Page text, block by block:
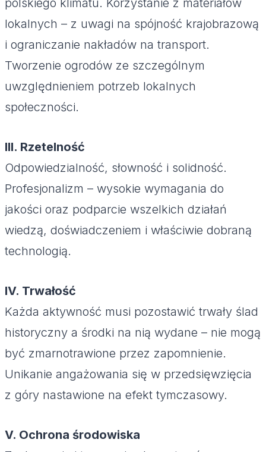
polskiego klimatu. Korzystanie z materiałów
lokalnych – z uwagi na spójność krajobrazową
i ograniczanie nakładów na transport.
Tworzenie ogrodów ze szczególnym
uwzględnieniem potrzeb lokalnych
społeczności.
III. Rzetelność
Odpowiedzialność, słowność i solidność.
Profesjonalizm – wysokie wymagania do
jakości oraz podparcie wszelkich działań
wiedzą, doświadczeniem i właściwie dobraną
technologią.
IV. Trwałość
Każda aktywność musi pozostawić trwały ślad
historyczny a środki na nią wydane – nie mogą
być zmarnotrawione przez zapomnienie.
Unikanie angażowania się w przedsięwzięcia
z góry nastawione na efekt tymczasowy.
V. Ochrona środowiska